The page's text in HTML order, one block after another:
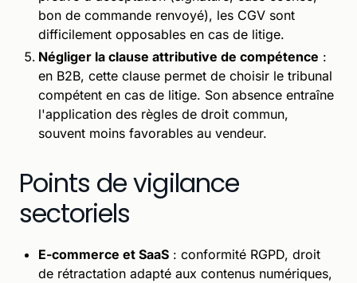
bon de commande renvoyé), les CGV sont
difficilement opposables en cas de litige.
Négliger la clause attributive de compétence :
en B2B, cette clause permet de choisir le tribunal
compétent en cas de litige. Son absence entraîne
l'application des règles de droit commun,
souvent moins favorables au vendeur.
Points de vigilance
sectoriels
E-commerce et SaaS : conformité RGPD, droit
de rétractation adapté aux contenus numériques,